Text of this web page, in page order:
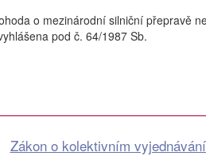
o mezinárodní silniční přepravě
pod č. 64/1987 Sb.
Zákon o kolektivním